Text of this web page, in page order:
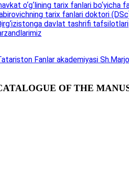
o‘g‘lining tarix fanlari
tarix fanlari doktori
davlat tashrifi tafsilotlari
Fanlar akademiyasi
OF THE